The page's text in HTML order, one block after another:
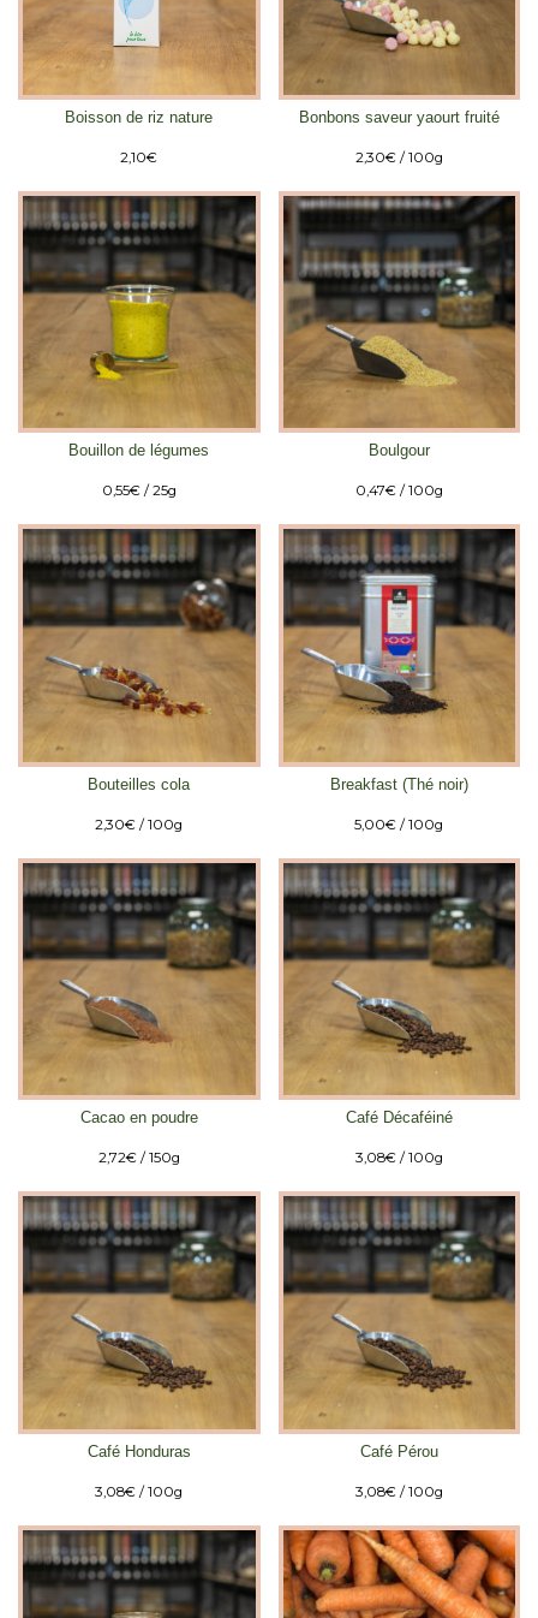
Boisson de riz nature
2,10€
Bonbons saveur yaourt fruité
2,30€ / 100g
Bouillon de légumes
0,55€ / 25g
Boulgour
0,47€ / 100g
Bouteilles cola
2,30€ / 100g
Breakfast (Thé noir)
5,00€ / 100g
Cacao en poudre
2,72€ / 150g
Café Décaféiné
3,08€ / 100g
Café Honduras
3,08€ / 100g
Café Pérou
3,08€ / 100g